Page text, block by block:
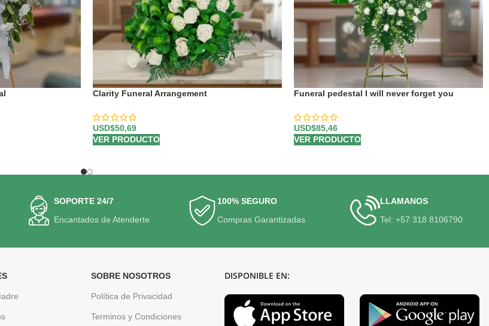
Clarity Funeral Arrangement
USD$50,69
VER PRODUCTO
Funeral pedestal I will never forget you
USD$85,46
VER PRODUCTO
SOPORTE 24/7
Encantados de Atenderte
100% SEGURO
Compras Garantizadas
LLAMANOS
Tel: +57 318 8106790
SOBRE NOSOTROS
Política de Privacidad
Terminos y Condiciones
DISPONIBLE EN: